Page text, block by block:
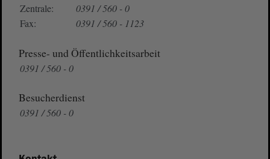
Zentrale:
0391 / 560 - 0
Fax:
0391 / 560 - 1123
Presse- und Öffentlichkeitsarbeit
0391 / 560 - 0
Besucherdienst
0391 / 560 - 0